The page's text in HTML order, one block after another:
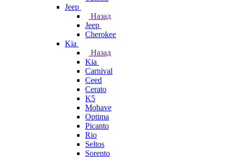
Jeep
Назад
Jeep
Cherokee
Kia
Назад
Kia
Carnival
Ceed
Cerato
K5
Mohave
Optima
Picanto
Rio
Seltos
Sorento